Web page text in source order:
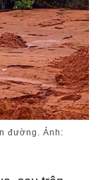
đường. Ảnh: